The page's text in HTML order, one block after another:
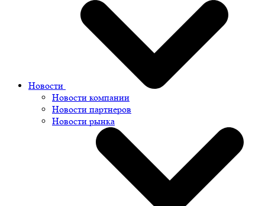
Новости
Новости компании
Новости партнеров
Новости рынка